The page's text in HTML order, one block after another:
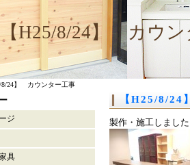
【H25/8/24】 カウン
8/24】 カウンター工事
【H25/8/24
製作・施工しまし
ジ
具